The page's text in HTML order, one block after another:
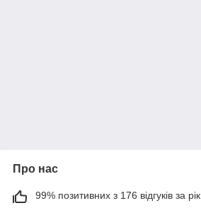
Про нас
99% позитивних з 176 відгуків за рік